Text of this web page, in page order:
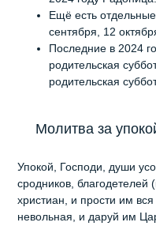
Ещё есть
сентября, 12
Последние в 2024
родительская
родительская
Молитва за
Упокой, Господи, души
сродников,
христиан, и прости им
невольная, и даруй им